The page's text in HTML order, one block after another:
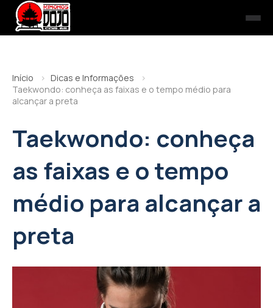
Início
Dicas e Informações
Taekwondo: conheça as faixas e o tempo médio para
alcançar a preta
Taekwondo: conheça
as faixas e o tempo
médio para alcançar a
preta